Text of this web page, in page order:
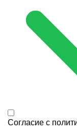
Согласие с